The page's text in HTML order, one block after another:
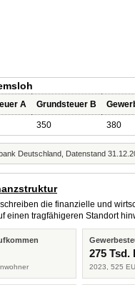
A Grundsteuer B
350 380
Deutschland, Datenstand
die finanzielle und
einen tragfähigeren Standort
275 Tsd.
2023, 525